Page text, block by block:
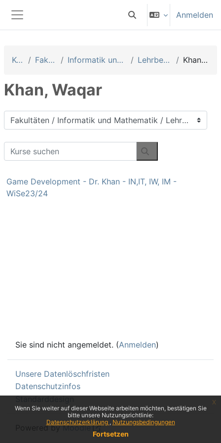
Wenn Sie weiter auf dieser Webseite arbeiten möchten, bestätigen Sie
bitte unsere Nutzungsrichtlinie:
Datenschutzerklärung
Nutzungsbedingungen
Fortsetzen
x
Website-Übersicht
Sucheingabe umschalten
Anmelden
Kurse Fakultäten Informatik und Mathematik Lehrbeauftragte Khan, Waqar
Khan, Waqar
Kursbereiche
Kurse suchen
Kurse suchen
Game Development - Dr. Khan - IN,IT, IW, IM -
WiSe23/24
Sie sind nicht angemeldet. (Anmelden)
Unsere Datenlöschfristen
Datenschutzinfos
Standarddesign
Powered byMoodle